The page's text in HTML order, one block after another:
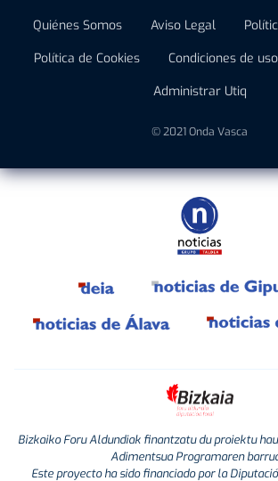
Quiénes Somos Aviso Legal
Política de Cookies
Condiciones de
Administrar Utiq
© 2021 Onda Vasca
Bizkaiko Foru Aldundiak finantzatu du proiektu
Adimentsua Programaren
Este proyecto ha sido financiado por la